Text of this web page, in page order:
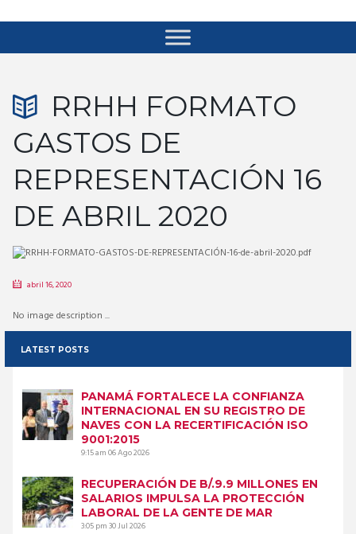
RRHH FORMATO
GASTOS DE
REPRESENTACIÓN 16
DE ABRIL 2020
abril 16, 2020
No image description ...
LATEST POSTS
PANAMÁ FORTALECE LA CONFIANZA
INTERNACIONAL EN SU REGISTRO DE
NAVES CON LA RECERTIFICACIÓN ISO
9001:2015
9:15 am06 Ago 2026
RECUPERACIÓN DE B/.9.9 MILLONES EN
SALARIOS IMPULSA LA PROTECCIÓN
LABORAL DE LA GENTE DE MAR
3:05 pm30 Jul 2026